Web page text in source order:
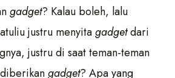
gadget? Kalau boleh, lalu
justru menyitagadgetdari
justru di saat teman-teman
gadget? Apa yang